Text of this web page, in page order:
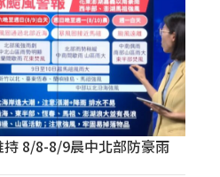
持 8/8-8/9晨中北部防豪雨